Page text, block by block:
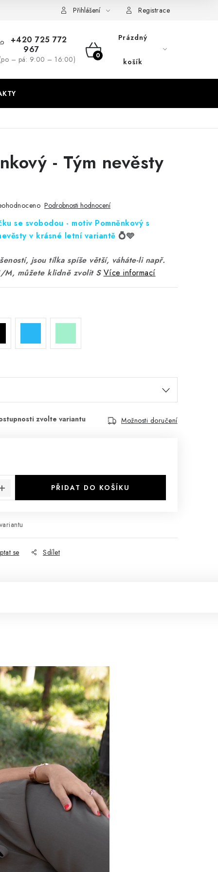
GDPR + cookies
Přihlášení Registrace
+420 725 772
967
– pá: 9:00 – 16:00)
NÁKUPNÍ
Prázdný
košík
- Tým nevěsty
Podrobnosti hodnocení
se svobodou - motiv Pomněnkový s
v krásné letní variantě 💍🩵
jsou tílka spíše větší, váháte-li např.
M, můžete klidně zvolit S Více informací
Možnosti doručení
PŘIDAT DO KOŠÍKU
se Sdílet